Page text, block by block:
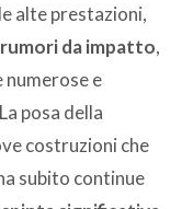
alte prestazioni,
da impatto,
numerose e
posa della
costruzioni che
subito continue